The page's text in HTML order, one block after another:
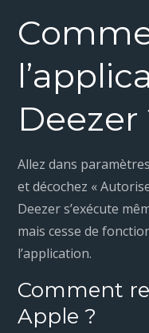
Deezer
Allez dans
et décochez «
Deezer s’exécute
mais cesse de
l’application.
Comment
Apple ?